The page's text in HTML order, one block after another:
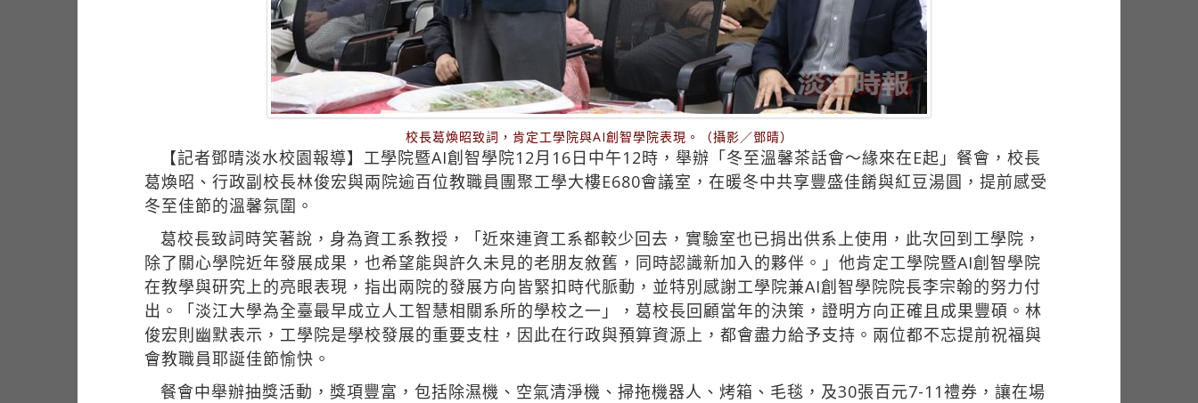
校長葛煥昭致詞，肯定工學院與AI創智學院表現。（攝影／鄧晴）
【記者鄧晴淡水校園報導】工學院暨AI創智學院12月16日中午12時，舉辦「冬至溫馨茶話會～緣來在E起」餐會，校長
葛煥昭、行政副校長林俊宏與兩院逾百位教職員團聚工學大樓E680會議室，在暖冬中共享豐盛佳餚與紅豆湯圓，提前感受
冬至佳節的溫馨氛圍。
葛校長致詞時笑著說，身為資工系教授，「近來連資工系都較少回去，實驗室也已捐出供系上使用，此次回到工學院，
除了關心學院近年發展成果，也希望能與許久未見的老朋友敘舊，同時認識新加入的夥伴。」他肯定工學院暨AI創智學院
在教學與研究上的亮眼表現，指出兩院的發展方向皆緊扣時代脈動，並特別感謝工學院兼AI創智學院院長李宗翰的努力付
出。「淡江大學為全臺最早成立人工智慧相關系所的學校之一」，葛校長回顧當年的決策，證明方向正確且成果豐碩。林
俊宏則幽默表示，工學院是學校發展的重要支柱，因此在行政與預算資源上，都會盡力給予支持。兩位都不忘提前祝福與
會教職員耶誕佳節愉快。
餐會中舉辦抽獎活動，獎項豐富，包括除濕機、空氣清淨機、掃拖機器人、烤箱、毛毯，及30張百元7-11禮券，讓在場